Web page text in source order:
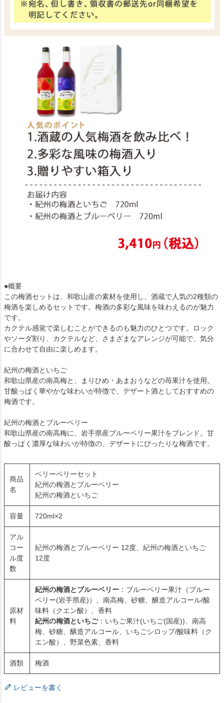
●概要
この梅酒セットは、和歌山産の素材を使用し、酒蔵で人気の2種類の
梅酒を楽しめるセットです。梅酒の多彩な風味を味わえるのが魅力
です。
カクテル感覚で楽しむことができるのも魅力のひとつです。ロック
やソーダ割り、カクテルなど、さまざまなアレンジが可能で、気分
に合わせて自由に楽しめます。
紀州の梅酒といちご
和歌山県産の南高梅と、まりひめ・あまおうなどの苺果汁を使用。
甘酸っぱく華やかな味わいが特徴で、デザート酒としておすすめの
梅酒です。
紀州の梅酒とブルーベリー
和歌山県産の南高梅に、岩手県産ブルーベリー果汁をブレンド。甘
酸っぱく濃厚な味わいが特徴の、デザートにぴったりな梅酒です。
商品
名
ベリーベリーセット
紀州の梅酒とブルーベリー
紀州の梅酒といちご
容量 720ml×2
アル
コー
ル度
数
紀州の梅酒とブルーベリー 12度、紀州の梅酒といちご
12度
原材
料
紀州の梅酒とブルーベリー ：ブルーベリー果汁（ブルー
ベリー(岩手県産)）、南高梅、砂糖、醸造アルコール/酸
味料（クエン酸）、香料
紀州の梅酒といちご：いちご果汁(いちご(国産))、南高
梅、砂糖、醸造アルコール、いちごシロップ/酸味料（ク
エン酸）、野菜色素、香料
酒類 梅酒
レビューを書く